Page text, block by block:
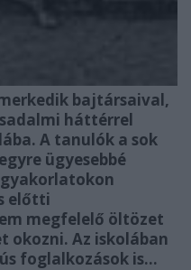
bajtársaival,
háttérrel
A tanulók a sok
ügyesebbé
előtti
megfelelő öltözet
okozni. Az iskolában
foglalkozások is…